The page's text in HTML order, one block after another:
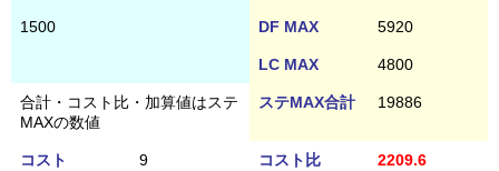
1500 DF MAX 5920
LC MAX 4800
合計・コスト比・加算値はステ
MAXの数値
ステMAX合計 19886
コスト 9 コスト比 2209.6